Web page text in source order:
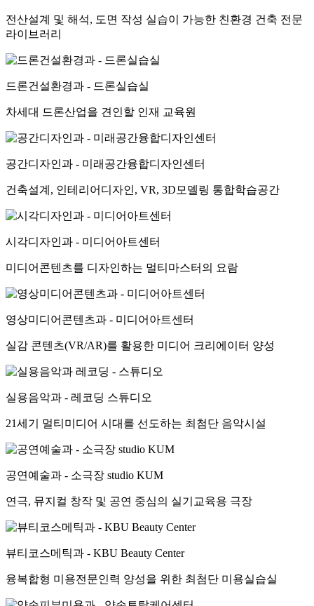
전산설계 및 해석, 도면 작성 실습이 가능한 친환경 건축 전문
라이브러리
드론건설환경과 - 드론실습실
차세대 드론산업을 견인할 인재 교육원
공간디자인과 - 미래공간융합디자인센터
건축설계, 인테리어디자인, VR, 3D모델링 통합학습공간
시각디자인과 - 미디어아트센터
미디어콘텐츠를 디자인하는 멀티마스터의 요람
영상미디어콘텐츠과 - 미디어아트센터
실감 콘텐츠(VR/AR)를 활용한 미디어 크리에이터 양성
실용음악과 - 레코딩 스튜디오
21세기 멀티미디어 시대를 선도하는 최첨단 음악시설
공연예술과 - 소극장 studio KUM
연극, 뮤지컬 창작 및 공연 중심의 실기교육용 극장
뷰티코스메틱과 - KBU Beauty Center
융복합형 미용전문인력 양성을 위한 최첨단 미용실습실